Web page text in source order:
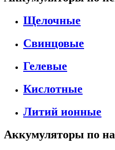
Щелочные
Свинцовые
Гелевые
Кислотные
Литий ионные
Аккумуляторы по